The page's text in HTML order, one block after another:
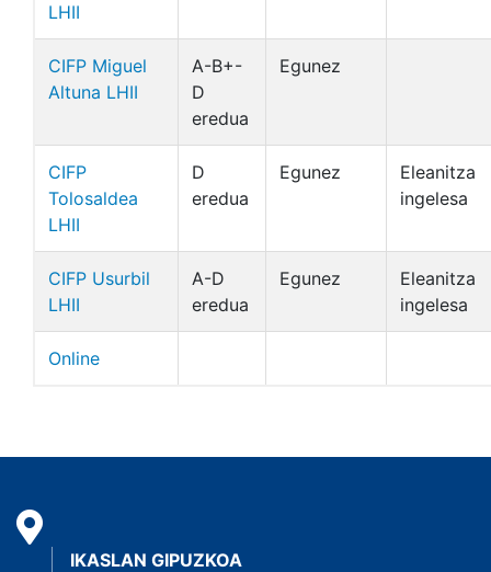
LHII
CIFP Miguel
Altuna LHII
A-B+-
D
eredua
Egunez
CIFP
Tolosaldea
LHII
D
eredua
Egunez
Eleanitza
ingelesa
CIFP Usurbil
LHII
A-D
eredua
Egunez
Eleanitza
ingelesa
Online
IKASLAN GIPUZKOA